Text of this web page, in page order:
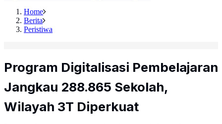
Home
Berita
Peristiwa
Program Digitalisasi Pembelajaran
Jangkau 288.865 Sekolah,
Wilayah 3T Diperkuat